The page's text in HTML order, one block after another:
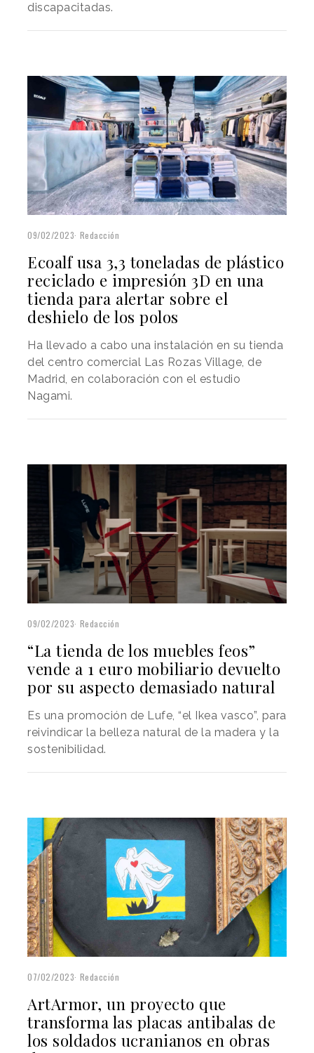
discapacitadas.
09/02/2023 Redacción
Ecoalf usa 3,3 toneladas de plástico
reciclado e impresión 3D en una
tienda para alertar sobre el
deshielo de los polos
Ha llevado a cabo una instalación en su tienda
del centro comercial Las Rozas Village, de
Madrid, en colaboración con el estudio
Nagami.
09/02/2023 Redacción
“La tienda de los muebles feos”
vende a 1 euro mobiliario devuelto
por su aspecto demasiado natural
Es una promoción de Lufe, “el Ikea vasco”, para
reivindicar la belleza natural de la madera y la
sostenibilidad.
07/02/2023 Redacción
ArtArmor, un proyecto que
transforma las placas antibalas de
los soldados ucranianos en obras